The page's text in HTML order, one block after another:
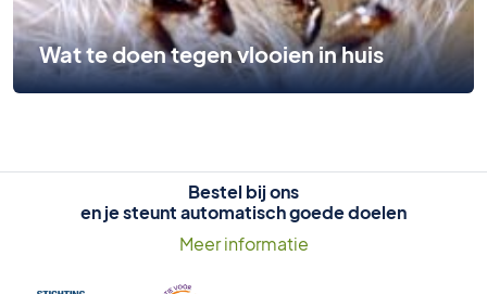
Wat te doen tegen vlooien in huis
Bestel bij ons
en je steunt automatisch goede doelen
Meer informatie